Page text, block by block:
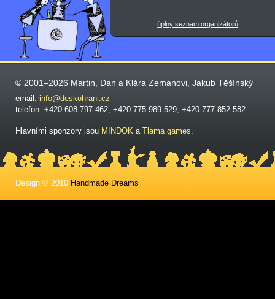
úplný seznam organizátorů
© 2001–2026 Martin, Dan a Klára Zemanovi, Jakub Těšínský
email: info@deskohrani.cz
telefon: +420 608 797 462; +420 775 989 529; +420 777 852 582
Hlavními sponzory jsou MINDOK a Tlama games.
Design © 2010 Handmade Dreams